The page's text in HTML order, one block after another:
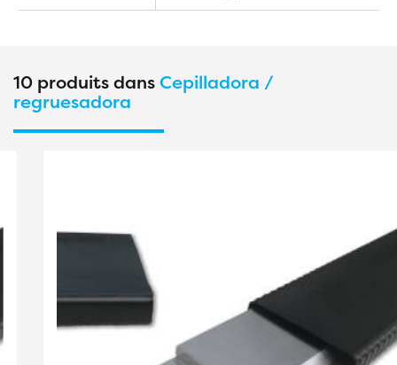
10 produits dansCepilladora /
regruesadora